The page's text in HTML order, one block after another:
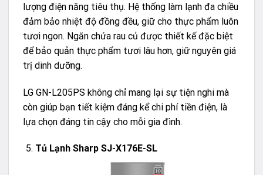
lượng điện năng tiêu thụ. Hệ thống làm lạnh đa chiều
đảm bảo nhiệt độ đồng đều, giữ cho thực phẩm luôn
tươi ngon. Ngăn chứa rau củ được thiết kế đặc biệt
để bảo quản thực phẩm tươi lâu hơn, giữ nguyên giá
trị dinh dưỡng.
LG GN-L205PS không chỉ mang lại sự tiện nghi mà
còn giúp bạn tiết kiệm đáng kể chi phí tiền điện, là
lựa chọn đáng tin cậy cho mỗi gia đình.
Tủ Lạnh Sharp SJ-X176E-SL